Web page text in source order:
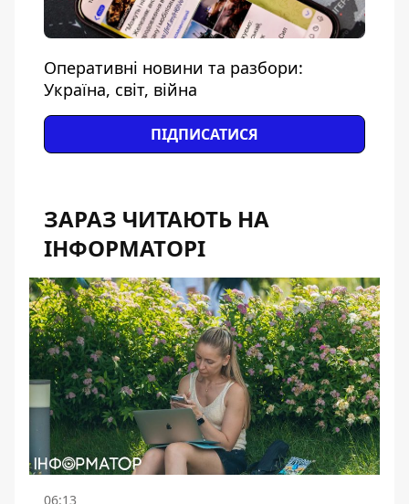
Оперативні новини та разбори:
Україна, світ, війна
ПІДПИСАТИСЯ
ЗАРАЗ ЧИТАЮТЬ НА
ІНФОРМАТОРІ
06:13